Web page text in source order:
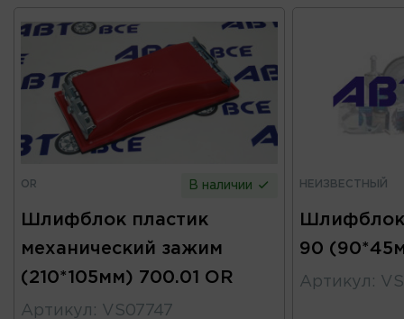
OR В наличии
Шлифблок пластик
механический зажим
(210*105мм) 700.01 OR
Артикул : VS07747
НЕИЗВЕСТНЫЙ
90
Артикул :